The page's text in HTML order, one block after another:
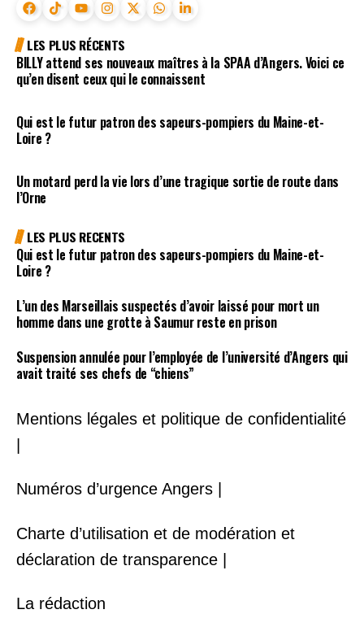
LES PLUS RÉCENTS
BILLY attend ses nouveaux maîtres à la SPAA d’Angers. Voici ce
qu’en disent ceux qui le connaissent
Qui est le futur patron des sapeurs-pompiers du Maine-et-
Loire ?
Un motard perd la vie lors d’une tragique sortie de route dans
l’Orne
LES PLUS RECENTS
Qui est le futur patron des sapeurs-pompiers du Maine-et-
Loire ?
L’un des Marseillais suspectés d’avoir laissé pour mort un
homme dans une grotte à Saumur reste en prison
Suspension annulée pour l’employée de l’université d’Angers qui
avait traité ses chefs de “chiens”
Mentions légales et politique de confidentialité
|
Numéros d’urgence Angers |
Charte d’utilisation et de modération et
déclaration de transparence |
La rédaction